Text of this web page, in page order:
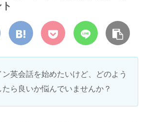
ン英会話を始めたいけど、どのよう
たら良いか悩んでいませんか？